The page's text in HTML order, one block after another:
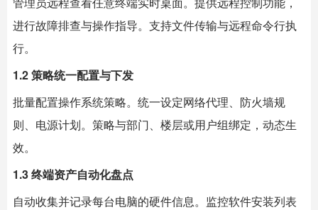
进行故障排查与操作指导。支持文件传输与远程命令行执
行。
1.2 策略统一配置与下发
批量配置操作系统策略。统一设定网络代理、防火墙规
则、电源计划。策略与部门、楼层或用户组绑定，动态生
效。
1.3 终端资产自动化盘点
自动收集并记录每台电脑的硬件信息。监控软件安装列表